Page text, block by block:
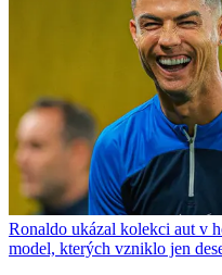
Ronaldo ukázal kolekci aut v
model, kterých vzniklo jen